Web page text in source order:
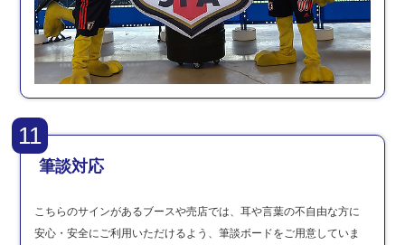
11
筆談対応
こちらのサインがあるブースや売店では、耳や言葉の不自由な方に
安心・安全にご利用いただけるよう、筆談ボードをご用意していま